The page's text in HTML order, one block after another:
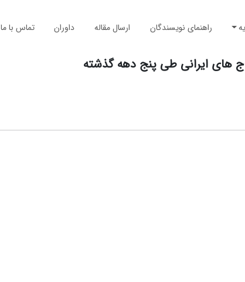
راهنمای نویسندگان ارسال مقاله داوران تماس با ما
های ایرانی طی پنج دهه گذشته